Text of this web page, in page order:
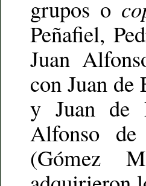
grupos o
Peñafiel,
Juan
con Juan de
y Juan de
Alfonso
(Gómez